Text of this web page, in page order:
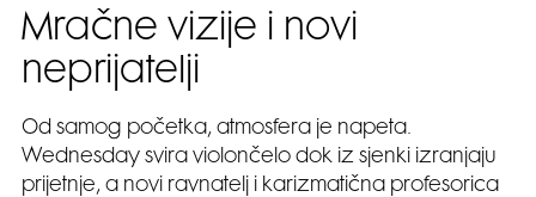
Mračne vizije i novi
neprijatelji
Od samog početka, atmosfera je napeta.
Wednesday svira violončelo dok iz sjenki izranjaju
prijetnje, a novi ravnatelj i karizmatična profesorica